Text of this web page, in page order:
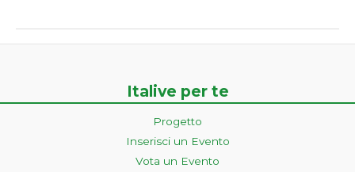
Italive per te
Progetto
Inserisci un Evento
Vota un Evento